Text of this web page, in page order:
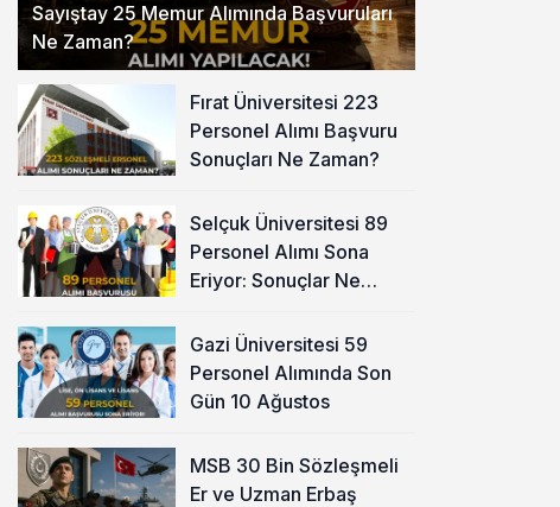
Sayıştay 25 Memur Alımında Başvuruları
Ne Zaman?
Fırat Üniversitesi 223
Personel Alımı Başvuru
Sonuçları Ne Zaman?
Selçuk Üniversitesi 89
Personel Alımı Sona
Eriyor: Sonuçlar Ne
Gazi Üniversitesi 59
Personel Alımında Son
Gün 10 Ağustos
MSB 30 Bin Sözleşmeli
Er ve Uzman Erbaş